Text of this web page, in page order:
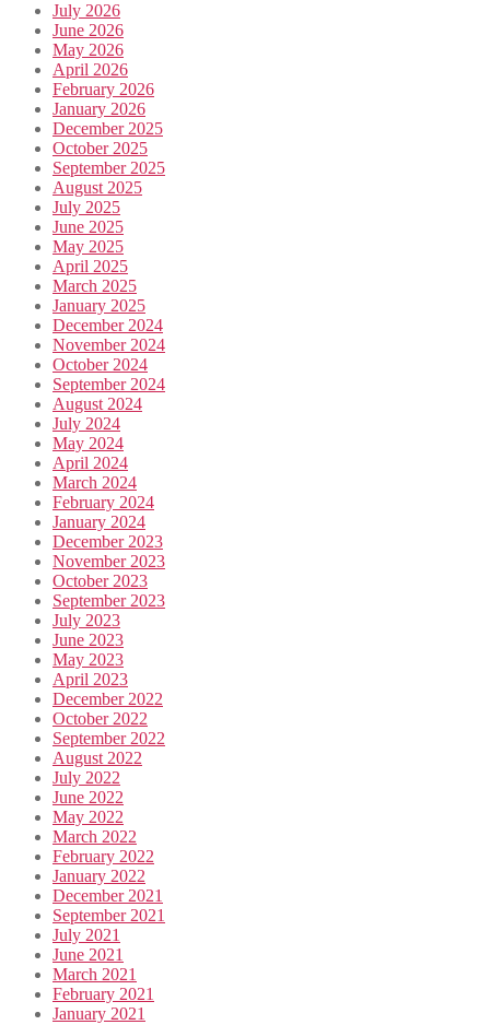
July 2026
June 2026
May 2026
April 2026
February 2026
January 2026
December 2025
October 2025
September 2025
August 2025
July 2025
June 2025
May 2025
April 2025
March 2025
January 2025
December 2024
November 2024
October 2024
September 2024
August 2024
July 2024
May 2024
April 2024
March 2024
February 2024
January 2024
December 2023
November 2023
October 2023
September 2023
July 2023
June 2023
May 2023
April 2023
December 2022
October 2022
September 2022
August 2022
July 2022
June 2022
May 2022
March 2022
February 2022
January 2022
December 2021
September 2021
July 2021
June 2021
March 2021
February 2021
January 2021